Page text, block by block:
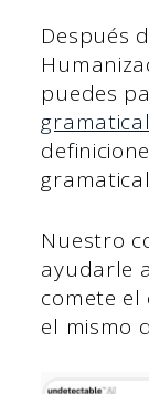
Después
puedes
gramatical
Nuestro
ayudarle
comete
el mismo